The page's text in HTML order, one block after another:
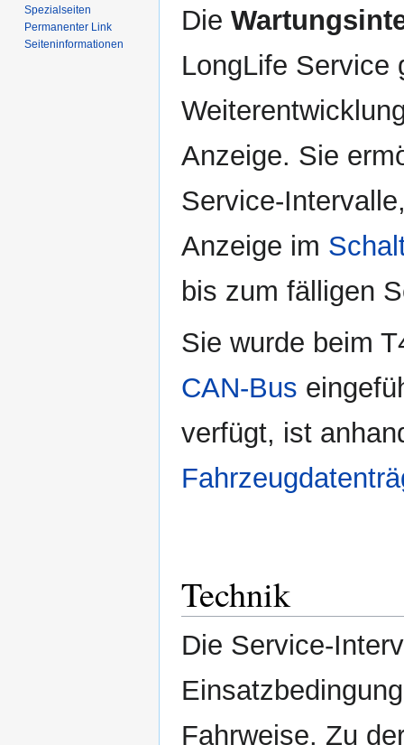
Die
LongLife Service
Anzeige. Sie
Service-
Anzeige im
bis zum fälligen
Sie wurde beim
CAN-Bus
verfügt, ist
Technik
Die Service-
Fahrweise. Zu
Spezialseiten
Permanenter Link
Seiten­informationen